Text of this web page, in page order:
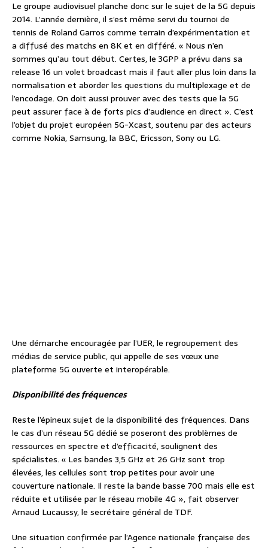
Le groupe audiovisuel planche donc sur le sujet de la 5G depuis
2014. L’année dernière, il s’est même servi du tournoi de
tennis de Roland Garros comme terrain d’expérimentation et
a diffusé des matchs en 8K et en différé. « Nous n’en
sommes qu’au tout début. Certes, le 3GPP a prévu dans sa
release 16 un volet broadcast mais il faut aller plus loin dans la
normalisation et aborder les questions du multiplexage et de
l’encodage. On doit aussi prouver avec des tests que la 5G
peut assurer face à de forts pics d’audience en direct ». C’est
l’objet du projet européen 5G-Xcast, soutenu par des acteurs
comme Nokia, Samsung, la BBC, Ericsson, Sony ou LG.
Une démarche encouragée par l’UER, le regroupement des
médias de service public, qui appelle de ses vœux une
plateforme 5G ouverte et interopérable.
Disponibilité des fréquences
Reste l’épineux sujet de la disponibilité des fréquences. Dans
le cas d’un réseau 5G dédié se poseront des problèmes de
ressources en spectre et d’efficacité, soulignent des
spécialistes. « Les bandes 3,5 GHz et 26 GHz sont trop
élevées, les cellules sont trop petites pour avoir une
couverture nationale. Il reste la bande basse 700 mais elle est
réduite et utilisée par le réseau mobile 4G », fait observer
Arnaud Lucaussy, le secrétaire général de TDF.
Une situation confirmée par l’Agence nationale française des